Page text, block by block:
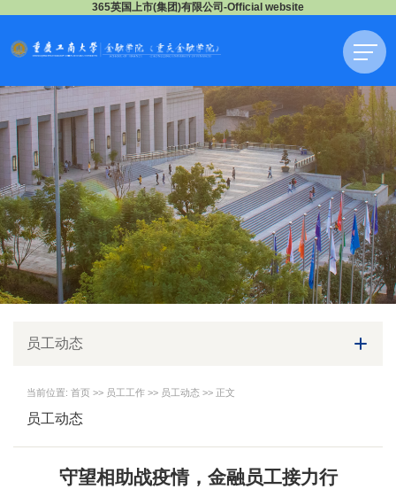
365英国上市(集团)有限公司-Official website
员工动态
当前位置: 首页 >> 员工工作 >> 员工动态 >> 正文
员工动态
守望相助战疫情，金融员工接力行